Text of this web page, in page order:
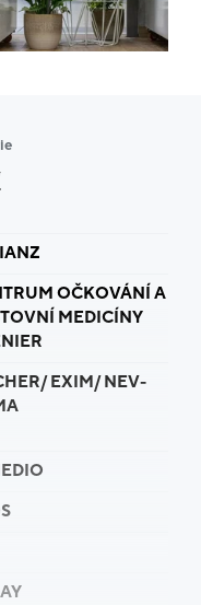
z rukou našich
OČKOVÁNÍ A
MEDICÍNY
EXIM/ NEV-